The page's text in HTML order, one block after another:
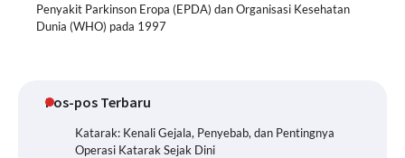
Penyakit Parkinson Eropa (EPDA) dan Organisasi Kesehatan
Dunia (WHO) pada 1997
Pos-pos Terbaru
Katarak: Kenali Gejala, Penyebab, dan Pentingnya
Operasi Katarak Sejak Dini